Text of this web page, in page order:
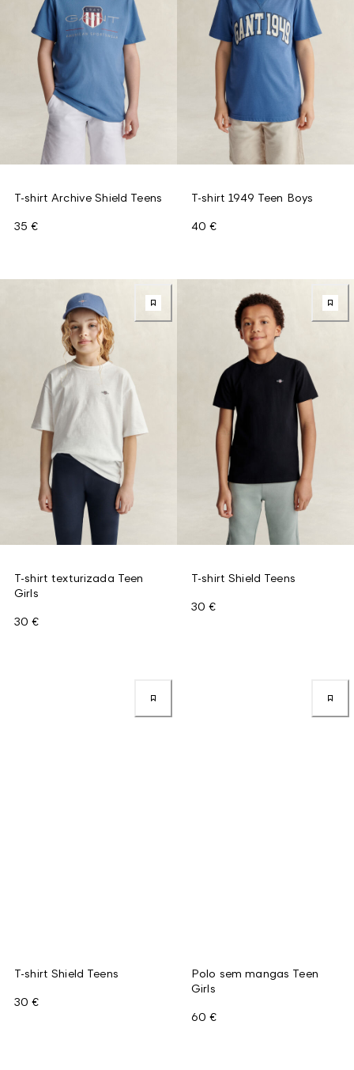
T-shirt Archive Shield Teens
35 €
T-shirt 1949 Teen Boys
40 €
T-shirt texturizada Teen
Girls
30 €
T-shirt Shield Teens
30 €
T-shirt Shield Teens
30 €
Polo sem mangas Teen
Girls
60 €